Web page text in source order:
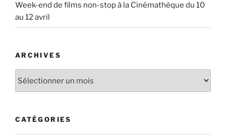
Week-end de films non-stop à la Cinémathèque du 10
au 12 avril
ARCHIVES
CATÉGORIES